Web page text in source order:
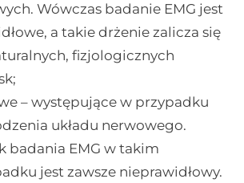
Wówczas badanie EMG jest
a takie drżenie zalicza się
fizjologicznych
– występujące w przypadku
układu nerwowego.
badania EMG w takim
jest zawsze nieprawidłowy.